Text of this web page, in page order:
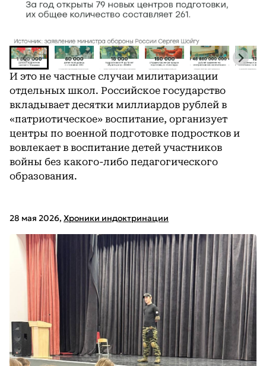
И это не частные случаи милитаризации
отдельных школ. Российское государство
вкладывает десятки миллиардов рублей в
«патриотическое» воспитание, организует
центры по военной подготовке подростков и
вовлекает в воспитание детей участников
войны без какого-либо педагогического
образования.
28 мая 2026, Хроники индоктринации